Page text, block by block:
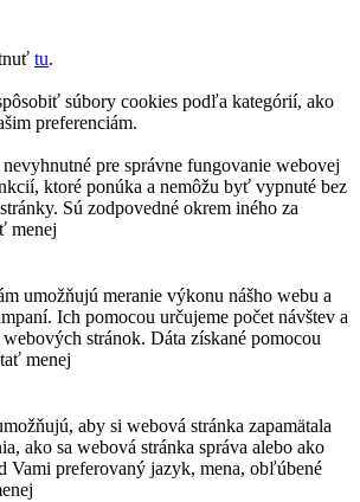
tu.
súbory cookies podľa kategórií, ako
preferenciám.
pre správne fungovanie webovej
ktoré ponúka a nemôžu byť vypnuté bez
Sú zodpovedné okrem iného za
menej
umožňujú meranie výkonu nášho webu a
Ich pomocou určujeme počet návštev a
stránok. Dáta získané pomocou
menej
aby si webová stránka zapamätala
ako sa webová stránka správa alebo ako
Vami preferovaný jazyk, mena, obľúbené